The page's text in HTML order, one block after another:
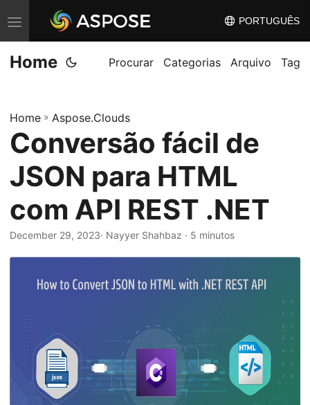
A
l
t
n
a
n
v
e
g
PORTUGUÊS
Home Procurar Categorias Arquivo Tag
Home » Aspose.Clouds
Conversão fácil de
JSON para HTML
com API REST .NET
December 29, 2023· Nayyer Shahbaz · 5 minutos